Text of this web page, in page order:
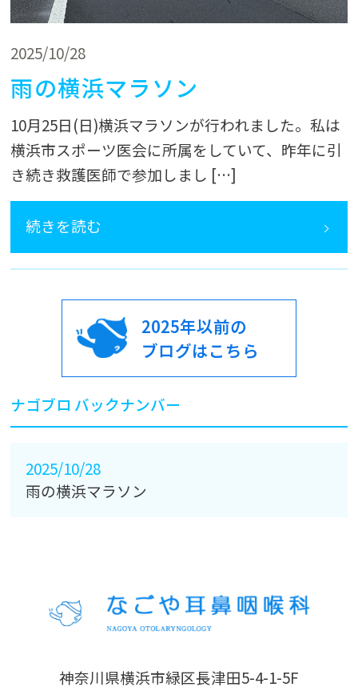
2025/10/28
雨の横浜マラソン
10月25日(日)横浜マラソンが行われました。私は
横浜市スポーツ医会に所属をしていて、昨年に引
き続き救護医師で参加しまし […]
続きを読む
2025年以前の
ブログはこちら
ナゴブロ バックナンバー
2025/10/28
雨の横浜マラソン
神奈川県横浜市緑区長津田5-4-1-5F